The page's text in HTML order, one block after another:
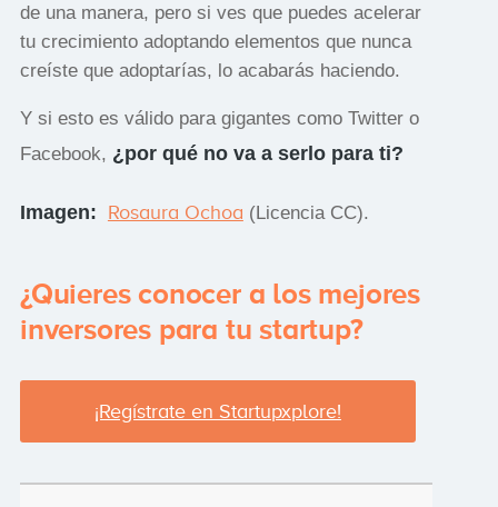
de una manera, pero si ves que puedes acelerar
tu crecimiento adoptando elementos que nunca
creíste que adoptarías, lo acabarás haciendo.
Y si esto es válido para gigantes como Twitter o
Facebook, ¿por qué no va a serlo para ti?
Imagen: Rosaura Ochoa (Licencia CC).
¿Quieres conocer a los mejores
inversores para tu startup?
¡Regístrate en Startupxplore!